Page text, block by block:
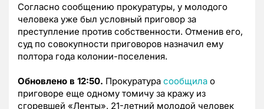
Согласно сообщению прокуратуры, у молодого
человека уже был условный приговор за
преступление против собственности. Отменив его,
суд по совокупности приговоров назначил ему
полтора года колонии-поселения.
Обновлено в 12:50. Прокуратура сообщила о
приговоре еще одному томичу за кражу из
сгоревшей «Ленты». 21-летний молодой человек